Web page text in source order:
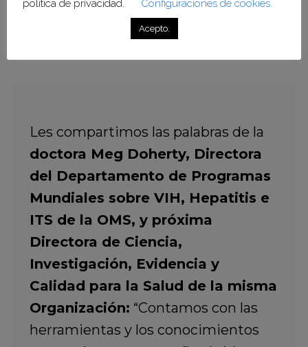
es fácil apegarse a una
farmacoterapia oral diaria.
Les compartimos las palabras de la
doctora Meg Doherty, Directora
del Departamento de Programas
Mundiales sobre VIH, Hepatitis e
ITS de la OMS, y próxima
Directora de Ciencia,
Investigación, Evidencia y
Calidad para la Salud de la misma
Organización: “Contamos con las
herramientas y los conocimientos
política de privacidad.
Configuraciones de cookies.
Acepto.